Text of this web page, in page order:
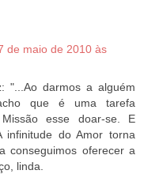
de maio de 2010 às
"...Ao darmos a alguém
que é uma tarefa
esse doar-se. E
infinitude do Amor torna
conseguimos oferecer a
linda.